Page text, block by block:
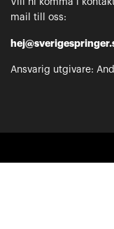
Vill ni komma i
mail till oss:
Ansvarig utgivare: